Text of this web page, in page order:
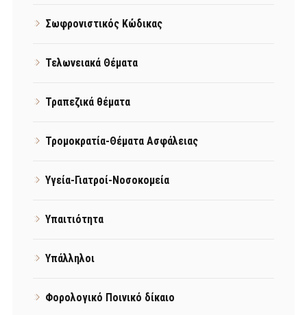
Σωφρονιστικός Κώδικας
Τελωνειακά Θέματα
Τραπεζικά θέματα
Τρομοκρατία-Θέματα Ασφάλειας
Υγεία-Γιατροί-Νοσοκομεία
Υπαιτιότητα
Υπάλληλοι
Φορολογικό Ποινικό δίκαιο